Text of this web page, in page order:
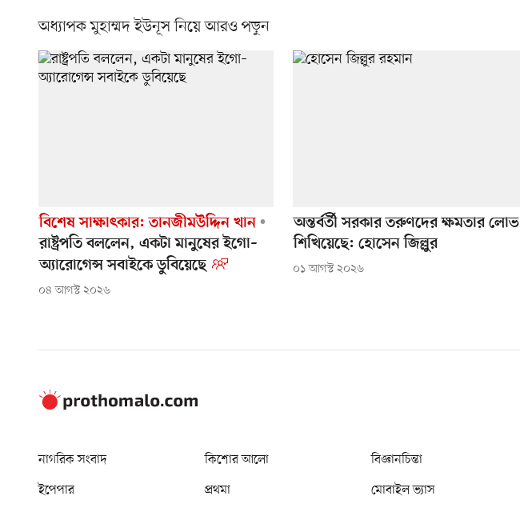
অধ্যাপক মুহাম্মদ ইউনূস নিয়ে আরও পড়ুন
বিশেষ সাক্ষাৎকার: তানজীমউদ্দিন খান
রাষ্ট্রপতি বললেন, একটা মানুষের ইগো–
অ্যারোগেন্স সবাইকে ডুবিয়েছে
০৪ আগস্ট ২০২৬
অন্তর্বর্তী সরকার তরুণদের ক্ষমতার লোভ
শিখিয়েছে: হোসেন জিল্লুর
০১ আগস্ট ২০২৬
নাগরিক সংবাদ কিশোর আলো বিজ্ঞানচিন্তা
ইপেপার
প্রথমা মোবাইল ভ্যাস